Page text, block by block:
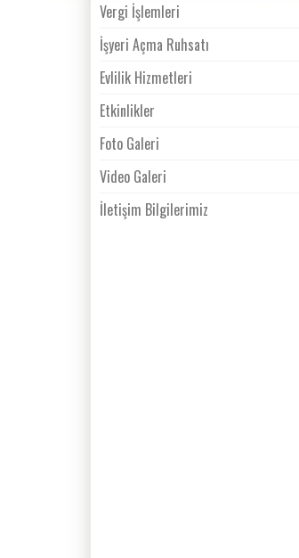
Vergi İşlemleri
İşyeri Açma Ruhsatı
Evlilik Hizmetleri
Etkinlikler
Foto Galeri
Video Galeri
İletişim Bilgilerimiz